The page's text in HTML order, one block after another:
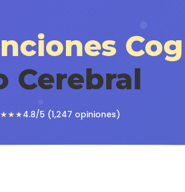
Cerebral
4.8/5 (1,247 opiniones)